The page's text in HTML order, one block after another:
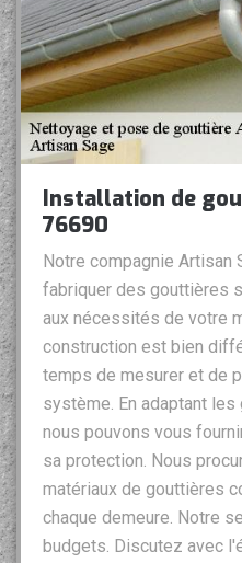
Installation de
76690
Notre compagnie Artisan
fabriquer des gouttières
aux nécessités de votre
construction est bien
temps de mesurer et de
système. En adaptant
nous pouvons vous
sa protection. Nous
matériaux de gouttières
chaque demeure. Notre
budgets. Discutez avec